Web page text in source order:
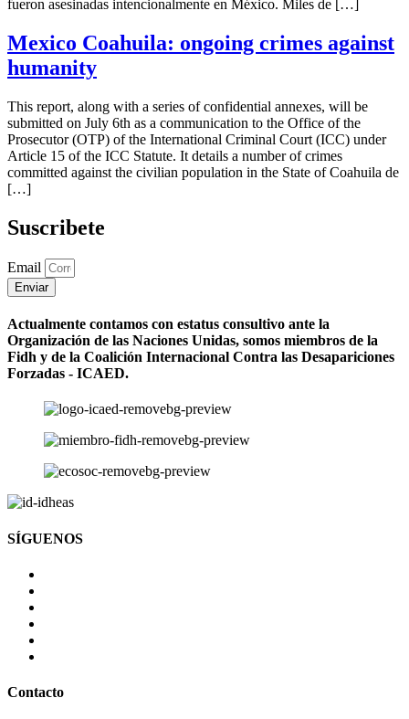
fueron asesinadas intencionalmente en México. Miles de […]
Mexico Coahuila: ongoing crimes against
humanity
This report, along with a series of confidential annexes, will be
submitted on July 6th as a communication to the Office of the
Prosecutor (OTP) of the International Criminal Court (ICC) under
Article 15 of the ICC Statute. It details a number of crimes
committed against the civilian population in the State of Coahuila de
[…]
Suscribete
Email
Enviar
Actualmente contamos con estatus consultivo ante la
Organización de las Naciones Unidas, somos miembros de la
Fidh y de la Coalición Internacional Contra las Desapariciones
Forzadas - ICAED.
SÍGUENOS
Contacto